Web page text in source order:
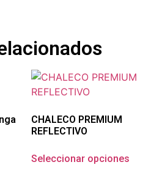
CHALECO PREMIUM
REFLECTIVO
Seleccionar opciones